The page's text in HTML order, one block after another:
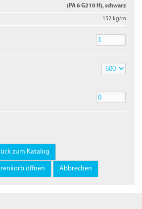
(PA 6 G210 H), schwarz
152 kg/m